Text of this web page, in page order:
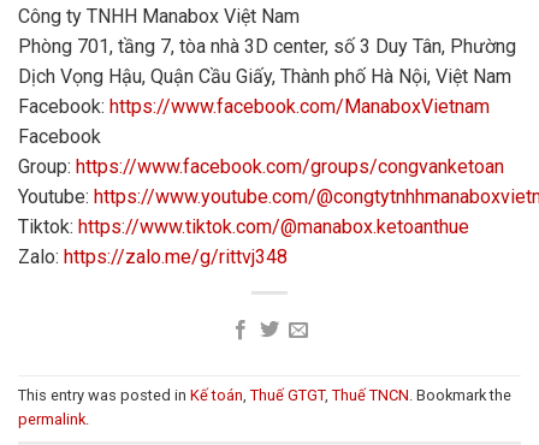
Công ty TNHH Manabox Việt Nam
Phòng 701, tầng 7, tòa nhà 3D center, số 3 Duy Tân, Phường
Dịch Vọng Hậu, Quận Cầu Giấy, Thành phố Hà Nội, Việt Nam
Facebook: https://www.facebook.com/ManaboxVietnam
Facebook
Group: https://www.facebook.com/groups/congvanketoan
Youtube: https://www.youtube.com/
Tiktok: https://www.tiktok.com/@manabox.ketoanthue
Zalo: https://zalo.me/g/rittvj348
This entry was posted in Kế toán, Thuế GTGT, Thuế TNCN. Bookmark the
permalink.